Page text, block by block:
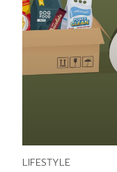
LIFESTYLE